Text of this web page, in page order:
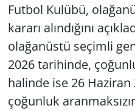
Futbol Kulübü,
kararı alındığını
olağanüstü seçimli
2026 tarihinde,
halinde ise 26
çoğunluk